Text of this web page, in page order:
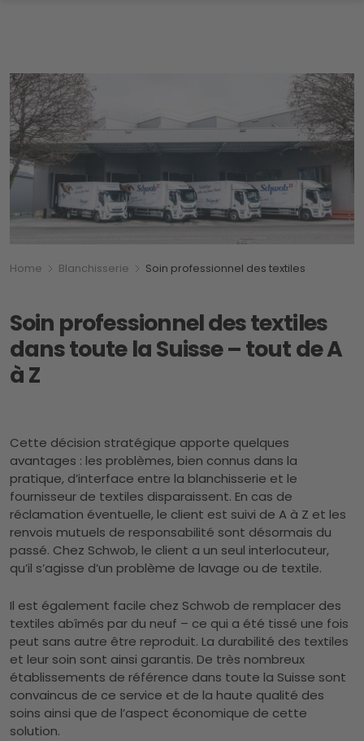
Breadcrumb
Vous êtes ici:
Home Blanchisserie Soin professionnel des textiles
Soin professionnel des textiles
dans toute la Suisse – tout de A
à Z
Cette décision stratégique apporte quelques
avantages : les problèmes, bien connus dans la
pratique, d’interface entre la blanchisserie et le
fournisseur de textiles disparaissent. En cas de
réclamation éventuelle, le client est suivi de A à Z et les
renvois mutuels de responsabilité sont désormais du
passé. Chez Schwob, le client a un seul interlocuteur,
qu’il s’agisse d’un problème de lavage ou de textile.
Il est également facile chez Schwob de remplacer des
textiles abîmés par du neuf – ce qui a été tissé une fois
peut sans autre être reproduit. La durabilité des textiles
et leur soin sont ainsi garantis. De très nombreux
établissements de référence dans toute la Suisse sont
convaincus de ce service et de la haute qualité des
soins ainsi que de l’aspect économique de cette
solution.